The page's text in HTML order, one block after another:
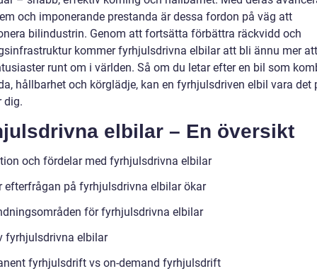
och imponerande prestanda är dessa fordon på väg att
bilindustrin. Genom att fortsätta förbättra räckvidd och
kommer fyrhjulsdrivna elbilar att bli ännu mer
runt om i världen. Så om du letar efter en bil som
hållbarhet och körglädje, kan en fyrhjulsdriven elbil vara det
dig.
elbilar – En översikt
och fördelar med fyrhjulsdrivna elbilar
efterfrågan på fyrhjulsdrivna elbilar ökar
för fyrhjulsdrivna elbilar
fyrhjulsdrivna elbilar
fyrhjulsdrift vs on-demand fyrhjulsdrift